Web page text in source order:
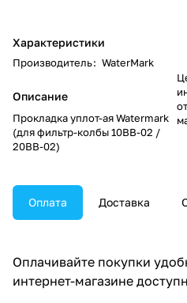
Характеристики
Производитель: WaterMark
Описание
Прокладка уплот-ая Watermark
(для фильтр-колбы 10BB-02 /
20BB-02)
Оплата Доставка
Оплачивайте покупки
интернет-магазине